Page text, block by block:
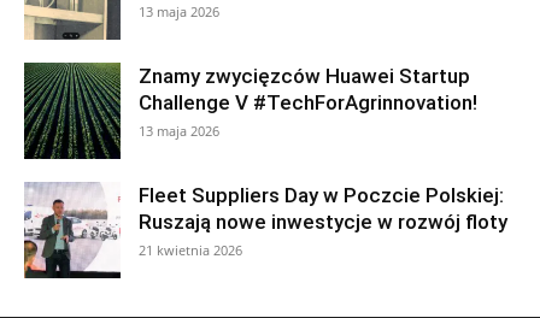
13 maja 2026
Znamy zwycięzców Huawei Startup
Challenge V #TechForAgrinnovation!
13 maja 2026
Fleet Suppliers Day w Poczcie Polskiej:
Ruszają nowe inwestycje w rozwój floty
21 kwietnia 2026